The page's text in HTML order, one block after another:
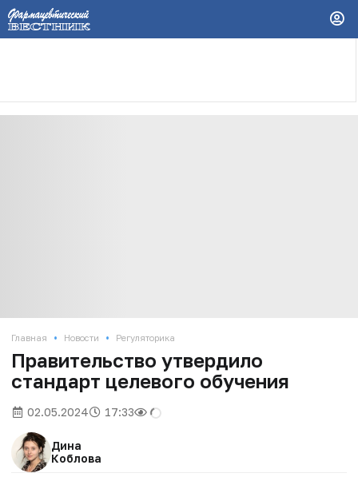
Главная • Новости • Регуляторика
Правительство утвердило
стандарт целевого обучения
02.05.2024 17:33
Дина
Коблова